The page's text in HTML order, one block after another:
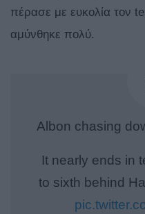
πέρασε με ευκολία τον
αμύνθηκε πολύ.
Albon chasing
It nearly ends in
to sixth behind